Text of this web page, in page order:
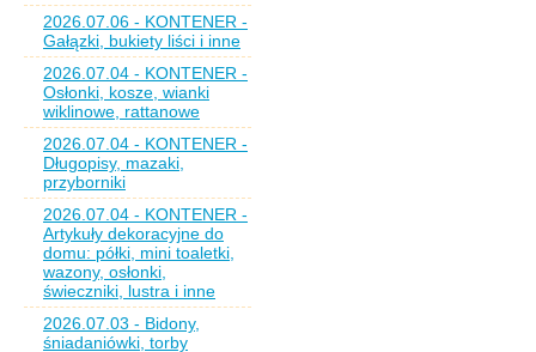
2026.07.06 - KONTENER -
Gałązki, bukiety liści i inne
2026.07.04 - KONTENER -
Osłonki, kosze, wianki
wiklinowe, rattanowe
2026.07.04 - KONTENER -
Długopisy, mazaki,
przyborniki
2026.07.04 - KONTENER -
Artykuły dekoracyjne do
domu: półki, mini toaletki,
wazony, osłonki,
świeczniki, lustra i inne
2026.07.03 - Bidony,
śniadaniówki, torby